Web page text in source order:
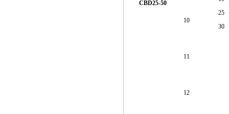
25
30
CBD25-50
10
11
12